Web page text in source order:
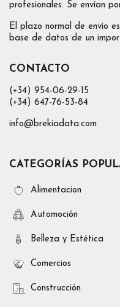
profesionales. Se envían
El plazo normal de envío
base de datos de un
CONTACTO
(+34) 954-06-29-15
(+34) 647-76-53-84
info@brekiadata.com
CATEGORÍAS
Alimentacion
Automoción
Belleza y Estética
Comercios
Construcción